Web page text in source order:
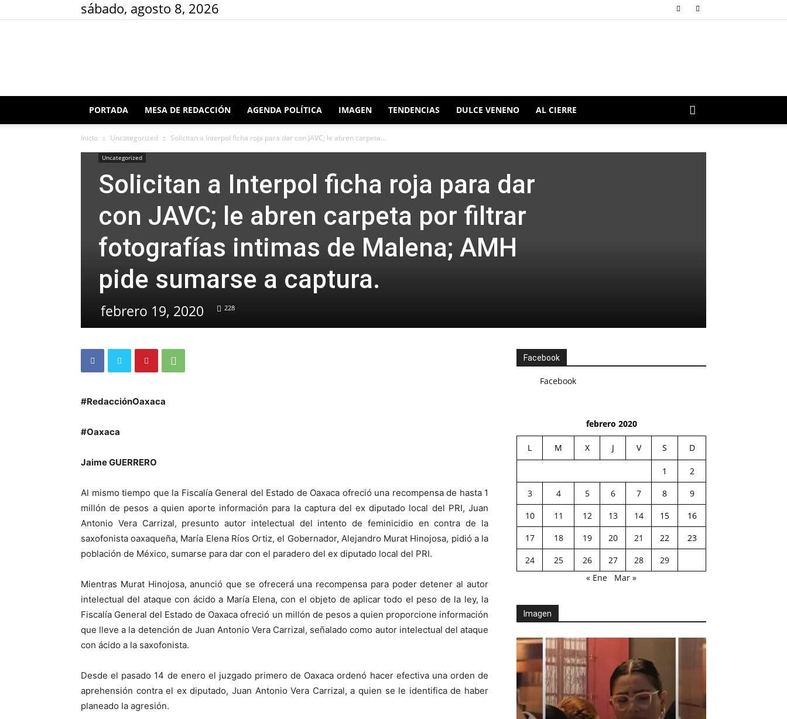
sábado, agosto 8, 2026
Redacción
PORTADA MESA DE REDACCIÓN AGENDA POLÍTICA IMAGEN TENDENCIAS DULCE VENENO AL CIERRE
Inicio Uncategorized Solicitan a Interpol ficha roja para dar con JAVC; le abren carpeta...
Uncategorized
Solicitan a Interpol ficha roja para dar
con JAVC; le abren carpeta por filtrar
fotografías intimas de Malena; AMH
pide sumarse a captura.
febrero 19, 2020 228
#RedacciónOaxaca
#Oaxaca
Jaime GUERRERO
Al mismo tiempo que la Fiscalía General del Estado de Oaxaca ofreció una recompensa de hasta 1
millón de pesos a quien aporte información para la captura del ex diputado local del PRI, Juan
Antonio Vera Carrizal, presunto autor intelectual del intento de feminicidio en contra de la
saxofonista oaxaqueña, María Elena Ríos Ortiz, el Gobernador, Alejandro Murat Hinojosa, pidió a la
población de México, sumarse para dar con el paradero del ex diputado local del PRI.
Mientras Murat Hinojosa, anunció que se ofrecerá una recompensa para poder detener al autor
intelectual del ataque con ácido a María Elena, con el objeto de aplicar todo el peso de la ley, la
Fiscalía General del Estado de Oaxaca ofreció un millón de pesos a quien proporcione información
que lleve a la detención de Juan Antonio Vera Carrizal, señalado como autor intelectual del ataque
con ácido a la saxofonista.
Desde el pasado 14 de enero el juzgado primero de Oaxaca ordenó hacer efectiva una orden de
aprehensión contra el ex diputado, Juan Antonio Vera Carrizal, a quien se le identifica de haber
planeado la agresión.
Facebook
Facebook
febrero 2020
L M X J V S D
1
2
3
4 5 6 7 8
9
10
11 12 13 14 15
16
17
18 19 20 21 22
23
24
25 26 27 28
29
« Ene
Mar »
Imagen